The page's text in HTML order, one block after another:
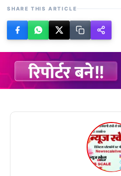
SHARE THIS ARTICLE